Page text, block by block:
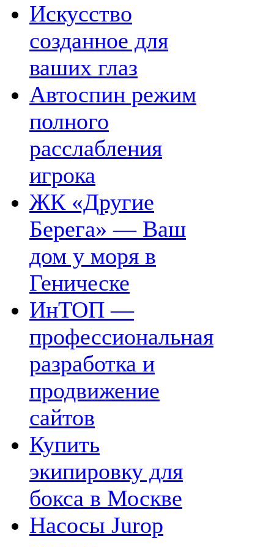
Искусство
созданное для
ваших глаз
Автоспин режим
полного
расслабления
игрока
ЖК «Другие
Берега» — Ваш
дом у моря в
Геническе
ИнТОП —
профессиональная
разработка и
продвижение
сайтов
Купить
экипировку для
бокса в Москве
Насосы Jurop